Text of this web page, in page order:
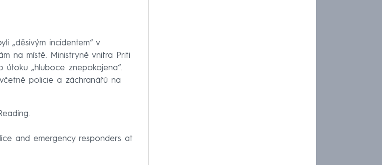
„děsivým incidentem“ v
na místě. Ministryně vnitra Priti
„hluboce znepokojena“.
policie a záchranářů na
and emergency responders at